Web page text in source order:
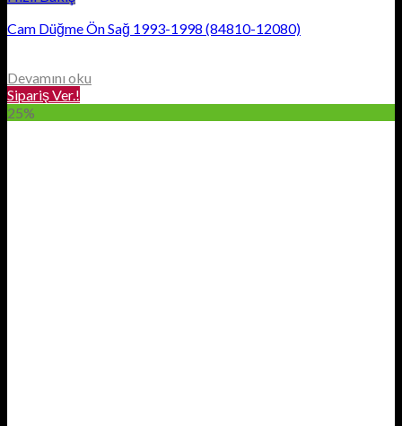
Cam Düğme Ön Sağ 1993-1998 (84810-12080)
Devamını oku
Sipariş Ver.!
25%